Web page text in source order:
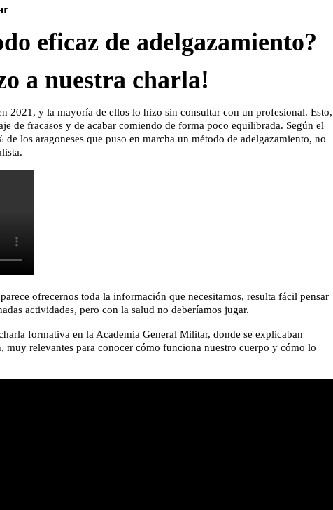
eficaz de adelgazamiento?
a nuestra charla!
2021, y la mayoría de ellos lo hizo sin consultar con un profesional. Esto,
de fracasos y de acabar comiendo de forma poco equilibrada. Según el
de los aragoneses que puso en marcha un método de adelgazamiento, no
ofrecernos toda la información que necesitamos, resulta fácil pensar
actividades, pero con la salud no deberíamos jugar.
formativa en la Academia General Militar, donde se explicaban
muy relevantes para conocer cómo funciona nuestro cuerpo y cómo lo